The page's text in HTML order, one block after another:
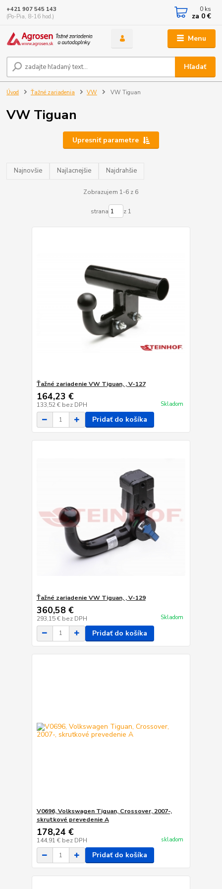
Menu
Hľadať
+421 907 545 143
(Po-Pia, 8-16 hod.)
0 ks
za 0 €
Úvod Ťažné zariadenia VW VW Tiguan
VW Tiguan
Upresniť parametre
Najnovšie Najlacnejšie Najdrahšie
Zobrazujem 1-6 z 6
strana z 1
Ťažné zariadenie VW Tiguan, , V-127
164,23 €
133,52 € bez DPH Skladom
Pridať do košíka
Ťažné zariadenie VW Tiguan, , V-129
360,58 €
293,15 € bez DPH Skladom
Pridať do košíka
V0696, Volkswagen Tiguan, Crossover, 2007-,
skrutkové prevedenie A
178,24 €
144,91 € bez DPH skladom
Pridať do košíka